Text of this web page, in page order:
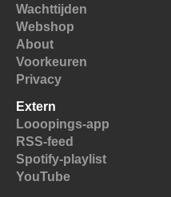
Wachttijden
Webshop
About
Voorkeuren
Privacy
Extern
Looopings-app
RSS-feed
Spotify-playlist
YouTube